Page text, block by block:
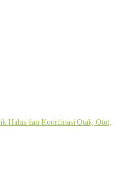
Halus dan Koordinasi Otak, Otot,